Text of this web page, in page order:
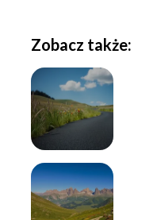
Zobacz także: